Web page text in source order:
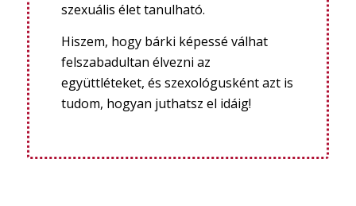
szexuális élet tanulható.
Hiszem, hogy bárki képessé válhat
felszabadultan élvezni az
együttléteket, és szexológusként azt is
tudom, hogyan juthatsz el idáig!